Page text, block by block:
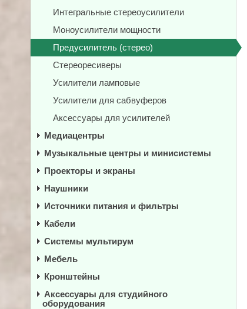
Интегральные стереоусилители
Моноусилители мощности
Предусилитель (стерео)
Стереоресиверы
Усилители ламповые
Усилители для сабвуферов
Аксессуары для усилителей
Медиацентры
Музыкальные центры и минисистемы
Проекторы и экраны
Наушники
Источники питания и фильтры
Кабели
Системы мультирум
Мебель
Кронштейны
Аксессуары для студийного
оборудования